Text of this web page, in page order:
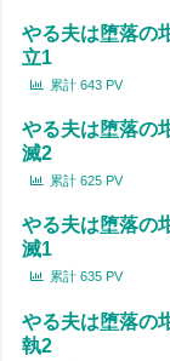
やる夫は堕落の
立1
累計 643 PV
やる夫は堕落の
滅2
累計 625 PV
やる夫は堕落の
滅1
累計 635 PV
やる夫は堕落の
執2